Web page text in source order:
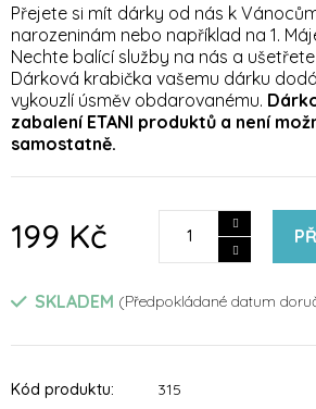
produktu
je
5,0
z
5
hvězdiček.
199 Kč
SKLADEM
Přejete si mít dárky od nás k
narozeninám nebo například na 1.
Nechte balící služby na nás a ušetřete
Dárková krabička vašemu dárku
vykouzlí úsměv obdarovanému.
zabalení ETANI produktů a není
samostatně.
Kód produktu:
315